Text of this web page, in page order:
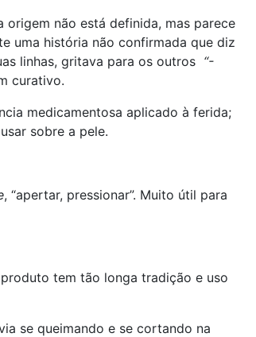
origem não está definida, mas parece
uma história não confirmada que diz
linhas, gritava para os outros “-
curativo.
medicamentosa aplicado à ferida;
sobre a pele.
, “apertar, pressionar”. Muito útil para
tem tão longa tradição e uso
se queimando e se cortando na